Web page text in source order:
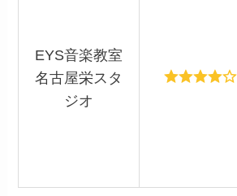
EYS音楽教室
名古屋栄スタ
ジオ